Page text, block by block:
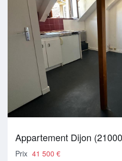
Appartement Dijon
Prix 41 500 €